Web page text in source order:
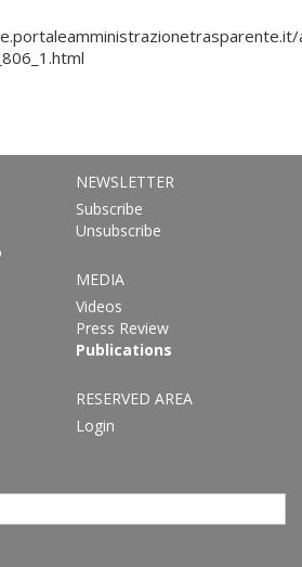
NEWSLETTER
Subscribe
Unsubscribe
MEDIA
Videos
Press Review
Publications
RESERVED AREA
Login